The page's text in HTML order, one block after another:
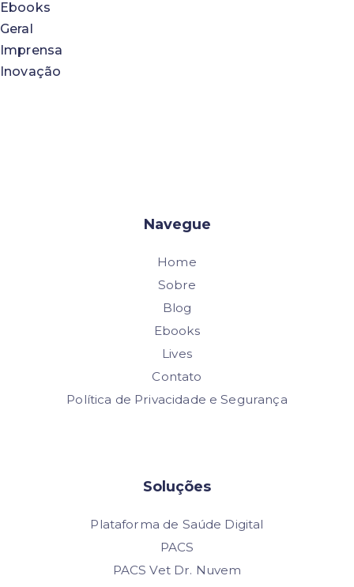
Ebooks
Geral
Imprensa
Inovação
Navegue
Home
Sobre
Blog
Ebooks
Lives
Contato
Política de Privacidade e Segurança
Soluções
Plataforma de Saúde Digital
PACS
PACS Vet Dr. Nuvem